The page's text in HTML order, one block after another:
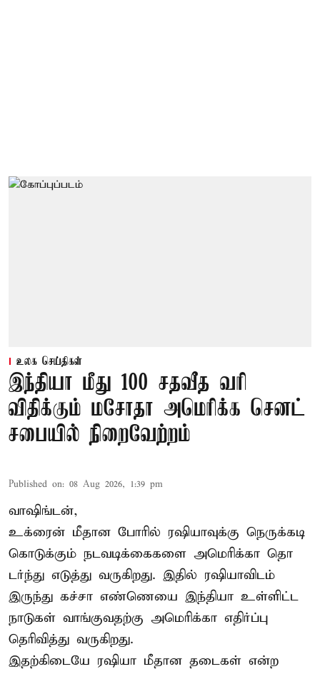
உலக செய்திகள்
இந்தியா மீது 100 சதவீத வரி
விதிக்கும் மசோதா அமெரிக்க செனட்
சபையில் நிறைவேற்றம்
Published on: 08 Aug 2026, 1:39 pm
வாஷிங்டன்,
உக்ரைன் மீதான போரில் ரஷியாவுக்கு நெருக்கடி
கொடுக்கும் நடவடிக்கைகளை அமெரிக்கா தொ
டர்ந்து எடுத்து வருகிறது. இதில் ரஷியாவிடம்
இருந்து கச்சா எண்ணெயை இந்தியா உள்ளிட்ட
நாடுகள் வாங்குவதற்கு அமெரிக்கா எதிர்ப்பு
தெரிவித்து வருகிறது.
இதற்கிடையே ரஷியா மீதான தடைகள் என்ற